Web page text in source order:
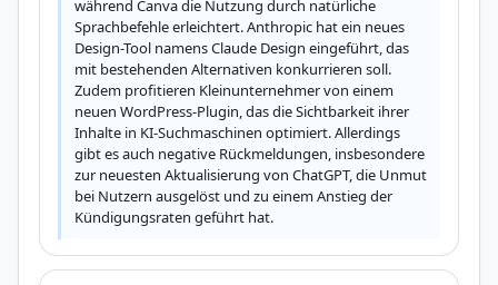
während Canva die Nutzung durch natürliche
Sprachbefehle erleichtert. Anthropic hat ein neues
Design-Tool namens Claude Design eingeführt, das
mit bestehenden Alternativen konkurrieren soll.
Zudem profitieren Kleinunternehmer von einem
neuen WordPress-Plugin, das die Sichtbarkeit ihrer
Inhalte in KI-Suchmaschinen optimiert. Allerdings
gibt es auch negative Rückmeldungen, insbesondere
zur neuesten Aktualisierung von ChatGPT, die Unmut
bei Nutzern ausgelöst und zu einem Anstieg der
Kündigungsraten geführt hat.